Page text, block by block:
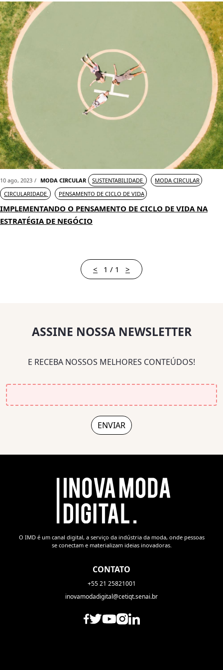
10 ago, 2023 MODA CIRCULAR SUSTENTABILIDADE
MODA CIRCULAR
CIRCULARIDADE
PENSAMENTO DE CICLO DE VIDA
IMPLEMENTANDO O PENSAMENTO DE CICLO DE VIDA NA
ESTRATÉGIA DE NEGÓCIO
< 1 / 1 >
ASSINE NOSSA NEWSLETTER
E RECEBA NOSSOS MELHORES CONTEÚDOS!
O IMD é um canal digital, a serviço da indústria da moda, onde pessoas
se conectam e materializam ideias inovadoras.
CONTATO
+55 21 25821001
inovamodadigital@cetiqt.senai.br